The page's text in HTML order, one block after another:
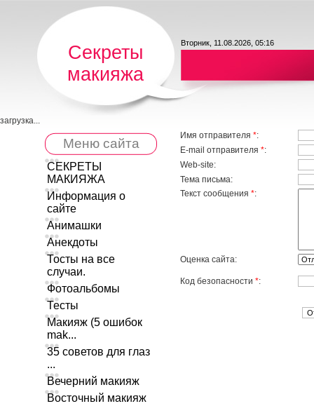
Секреты
макияжа
Вторник, 11.08.2026, 05:16
загрузка...
Меню сайта
СЕКРЕТЫ
МАКИЯЖА
Информация о
сайте
Анимашки
Анекдоты
Тосты на все
случаи.
Фотоальбомы
Тесты
Макияж (5 ошибок
mak...
35 советов для глаз
...
Вечерний макияж
Восточный макияж
Имя отправителя *:
E-mail отправителя *:
Web-site:
Тема письма:
Текст сообщения *:
Оценка сайта:
Код безопасности *: